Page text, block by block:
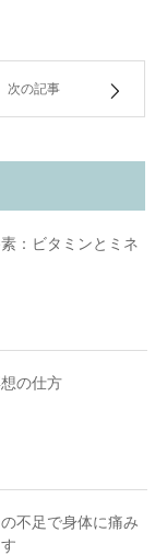
次の記事
：ビタミンとミネ
の仕方
不足で身体に痛み
で整える」へ